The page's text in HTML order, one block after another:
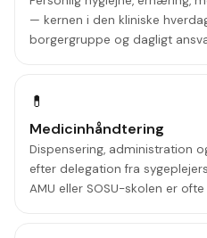
— kernen i den kliniske
borgergruppe og dagligt
💊
Medicinhåndtering
Dispensering, administration
efter delegation fra
AMU eller SOSU-skolen er